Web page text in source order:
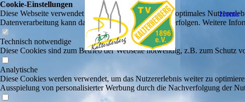
Home
Cookie-Einstellungen
Diese Webseite verwendet Cookies, um Besuchern ein optimales
Datenverarbeitung kann dann auch in einem Drittland erfolgen. Weitere
Technisch notwendige
Diese Cookies sind zum Betrieb der Webseite notwendig, z.B. zum Schutz
Analytische
Diese Cookies werden verwendet, um das Nutzererlebnis weiter zu
Ausspielung von personalisierter Werbung durch die Nachverfolgung der